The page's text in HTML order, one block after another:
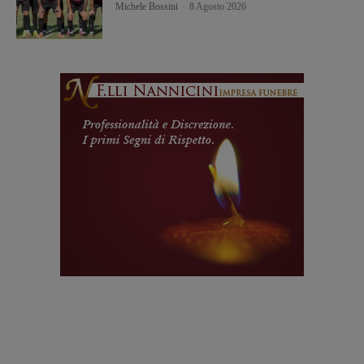
Michele Bossini 8 Agosto 2026